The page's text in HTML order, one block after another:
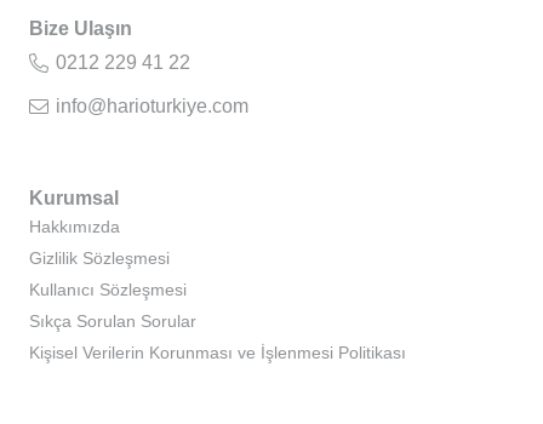
Bize Ulaşın
0212 229 41 22
info@harioturkiye.com
Kurumsal
Hakkımızda
Gizlilik Sözleşmesi
Kullanıcı Sözleşmesi
Sıkça Sorulan Sorular
Kişisel Verilerin Korunması ve İşlenmesi Politikası